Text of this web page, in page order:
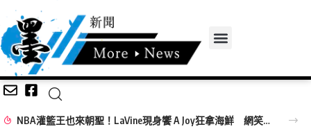
NBA灌籃王也來朝聖！LaVine現身饗 A Joy狂拿海鮮 網笑：吃飯免費看球星